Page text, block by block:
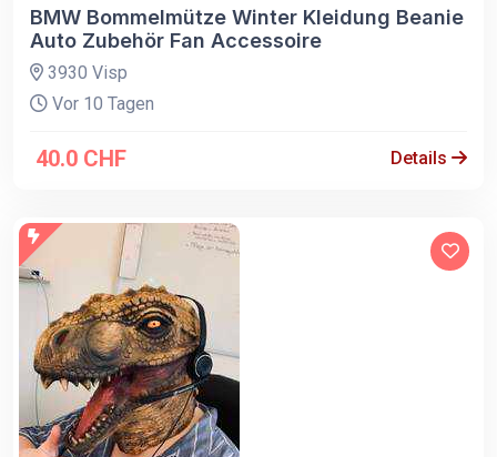
BMW Bommelmütze Winter Kleidung Beanie
Auto Zubehör Fan Accessoire
3930 Visp
Vor 10 Tagen
40.0 CHF Details